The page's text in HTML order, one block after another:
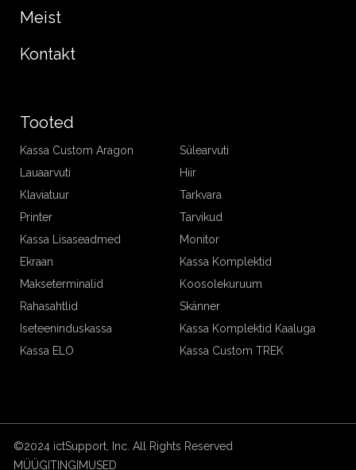
Meist
Kontakt
Tooted
Kassa Custom Aragon
Sülearvuti
Lauaarvuti
Hiir
Klaviatuur
Tarkvara
Printer
Tarvikud
Kassa Lisaseadmed
Monitor
Ekraan
Kassa Komplektid
Makseterminalid
Koosolekuruum
Rahasahtlid
Skänner
Iseteeninduskassa
Kassa Komplektid Kaaluga
Kassa ELO
Kassa Custom TREK
©2024 ictSupport, Inc. All Rights Reserved
MÜÜGITINGIMUSED